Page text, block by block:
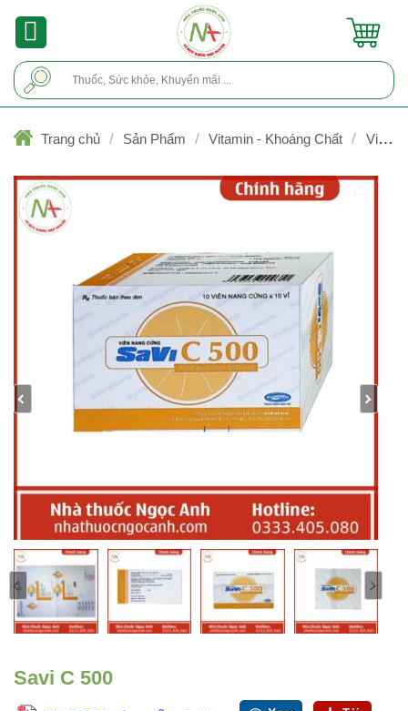
Trang chủ / Sản Phẩm / Vitamin - Khoáng Chất /
Savi C 500